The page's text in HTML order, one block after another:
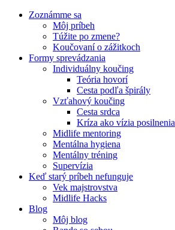
Zoznámme sa
Môj príbeh
Túžite po zmene?
Koučovaní o zážitkoch
Formy sprevádzania
Individuálny koučing
Teória hovorí
Cesta podľa špirály
Vzťahový koučing
Cesta srdca
Kríza ako vízia posilnenia
Midlife mentoring
Mentálna hygiena
Mentálny tréning
Supervízia
Keď starý príbeh nefunguje
Vek majstrovstva
Midlife Hacks
Blog
Môj blog